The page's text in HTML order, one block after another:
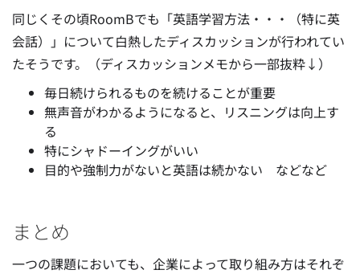
同じくその頃RoomBでも「英語学習方法・・・（特に英
会話）」について白熱したディスカッションが行われてい
たそうです。（ディスカッションメモから一部抜粋↓）
毎日続けられるものを続けることが重要
無声音がわかるようになると、リスニングは向上す
る
特にシャドーイングがいい
目的や強制力がないと英語は続かない などなど
まとめ
一つの課題においても、企業によって取り組み方はそれぞ